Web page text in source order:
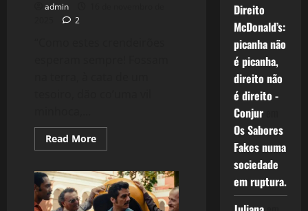
admin
2
Read MoreRead
more
Z
–
Mais
um
Direito
McDonald’s:
picanha não
é picanha,
direito não
é direito -
Conjurem
Os Sabores
Fakes numa
sociedade
em ruptura.